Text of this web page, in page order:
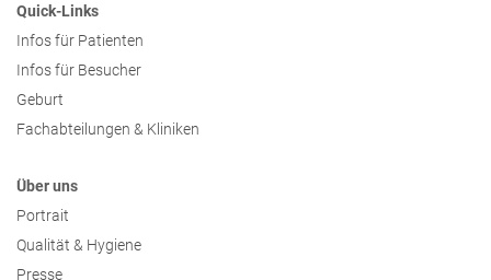
Quick-Links
Infos für Patienten
Infos für Besucher
Geburt
Fachabteilungen & Kliniken
Über uns
Portrait
Qualität & Hygiene
Presse